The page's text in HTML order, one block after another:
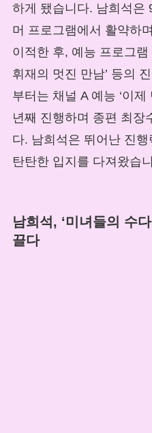
하게 됐습니다. 남희석은
머 프로그램에서 활약하
이적한 후, 예능 프로그램
휘재의 멋진 만남’ 등의
부터는 채널 A 예능 ‘이
년째 진행하며 종편 최장
다. 남희석은 뛰어난 진
탄탄한 입지를 다져왔습
남희석, ‘미녀들의 수
끌다